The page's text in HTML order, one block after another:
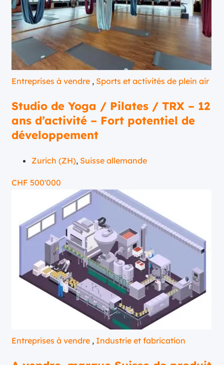
Entreprises à vendre , Sports et activités de plein air
Studio de Yoga / Pilates / TRX – 12
ans d’activité – Fort potentiel de
développement
Zurich (ZH), Suisse allemande
CHF 500'000
Entreprises à vendre , Industrie et fabrication